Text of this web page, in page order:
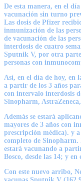
De esta manera, en el
vacunación sin turno
Las dosis de Pfizer
inmunización de las
de vacunación de las
interdosis de cuatro
Sputnik V, por otra
personas con
Así, en el día de hoy, en
a partir de los 3 años
con intervalo interdosis
Sinopharm,
Además se estará
mayores de 3 años con
prescripción médica). y a
completo de Sinopharm.
estará vacunando a
Bosco, desde las 14; y
Con este nuevo arribo,